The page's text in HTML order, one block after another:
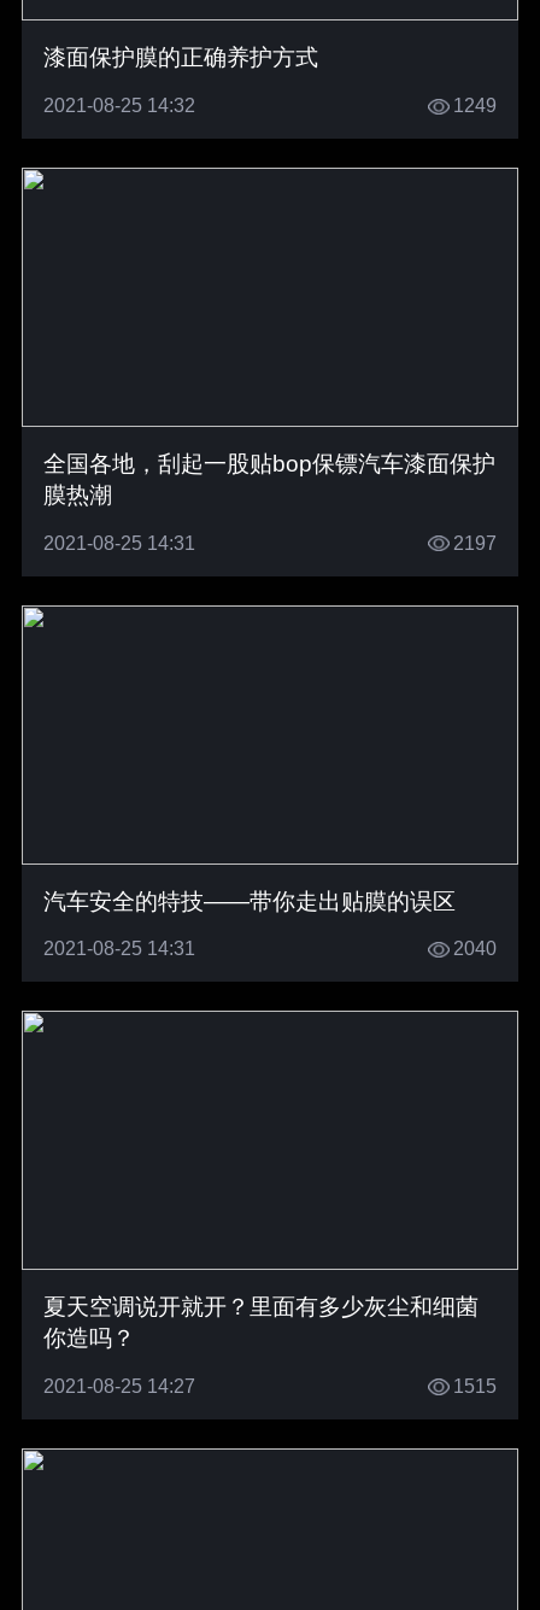
漆面保护膜的正确养护方式
2021-08-25 14:32 1249
全国各地，刮起一股贴bop保镖汽车漆面保护
膜热潮
2021-08-25 14:31 2197
汽车安全的特技——带你走出贴膜的误区
2021-08-25 14:31 2040
夏天空调说开就开？里面有多少灰尘和细菌
你造吗？
2021-08-25 14:27 1515